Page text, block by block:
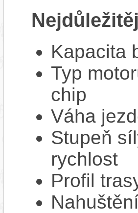
Kapacita
Typ
chip
Váha
Stupeň
rychlost
Profil